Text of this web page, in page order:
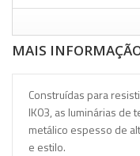
MAIS
Construídas para
IK03, as luminárias de
metálico espesso de
e estilo.